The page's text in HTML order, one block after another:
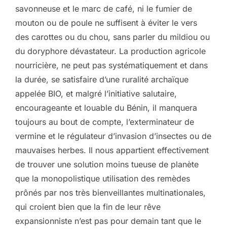
savonneuse et le marc de café, ni le fumier de
mouton ou de poule ne suffisent à éviter le vers
des carottes ou du chou, sans parler du mildiou ou
du doryphore dévastateur. La production agricole
nourricière, ne peut pas systématiquement et dans
la durée, se satisfaire d’une ruralité archaïque
appelée BIO, et malgré l’initiative salutaire,
encourageante et louable du Bénin, il manquera
toujours au bout de compte, l’exterminateur de
vermine et le régulateur d’invasion d’insectes ou de
mauvaises herbes. Il nous appartient effectivement
de trouver une solution moins tueuse de planète
que la monopolistique utilisation des remèdes
prônés par nos très bienveillantes multinationales,
qui croient bien que la fin de leur rêve
expansionniste n’est pas pour demain tant que le